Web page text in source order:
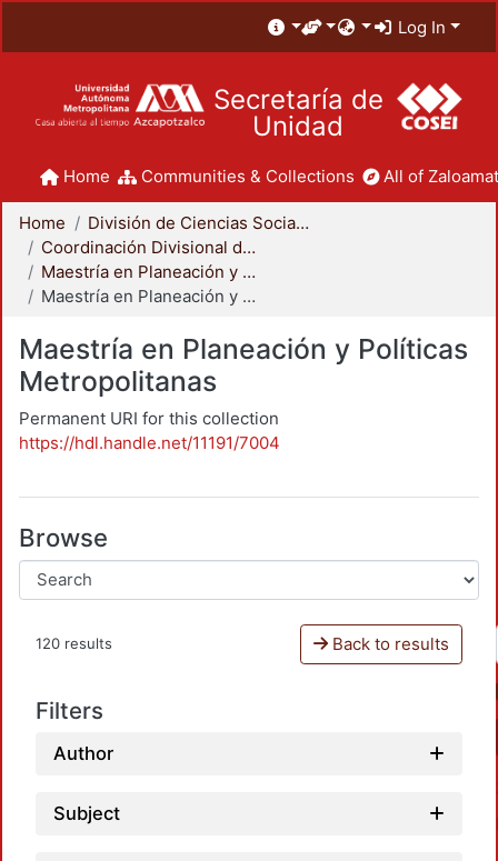
Log In
Secretaría de
Unidad
Home Communities & Collections All of
Home
División de Ciencias Sociales y Humanidades
Coordinación Divisional de Posgrado
Maestría en Planeación y Políticas Metropolitanas
Maestría en Planeación y Políticas Metropolitanas
Maestría en Planeación y Políticas
Metropolitanas
Permanent URI for this collection
https://hdl.handle.net/11191/7004
Browse
120 results Back to results
Filters
Author
Subject